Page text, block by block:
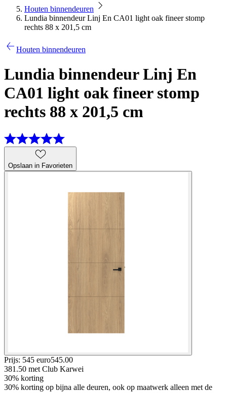
Houten binnendeuren
Lundia binnendeur Linj En CA01 light oak fineer stomp
rechts 88 x 201,5 cm
Houten binnendeuren
Lundia binnendeur Linj En
CA01 light oak fineer stomp
rechts 88 x 201,5 cm
Opslaan in Favorieten
Prijs: 545 euro545.00
381.50 met Club Karwei
30% korting
30% korting op bijna alle deuren, ook op maatwerk alleen met de